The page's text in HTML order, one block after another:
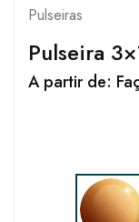
Pulseiras
Pulseira
A partir de: